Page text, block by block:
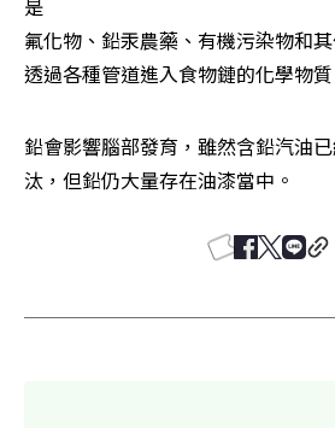
是
氟化物、鉛汞農藥、有機污染物和
透過各種管道進入食物鏈的化學物質
鉛會影響腦部發育，雖然含鉛汽油
汰，但鉛仍大量存在油漆當中。